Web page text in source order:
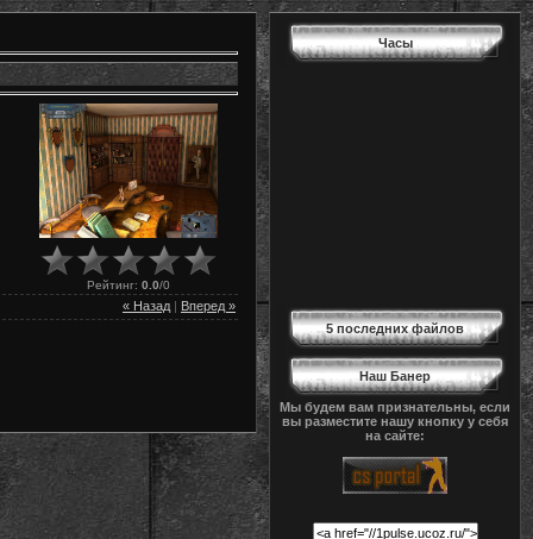
Рейтинг: 0.0/0
« Назад Вперед »
Часы
5 последних файлов
Наш Банер
Мы будем вам признательны, если
вы разместите нашу кнопку у себя
на сайте: